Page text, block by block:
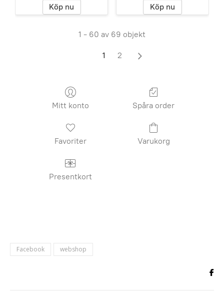
Köp nu
Köp nu
1 - 60 av 69 objekt
1 2
Mitt konto Spåra order
Favoriter Varukorg
Presentkort
Facebook webshop